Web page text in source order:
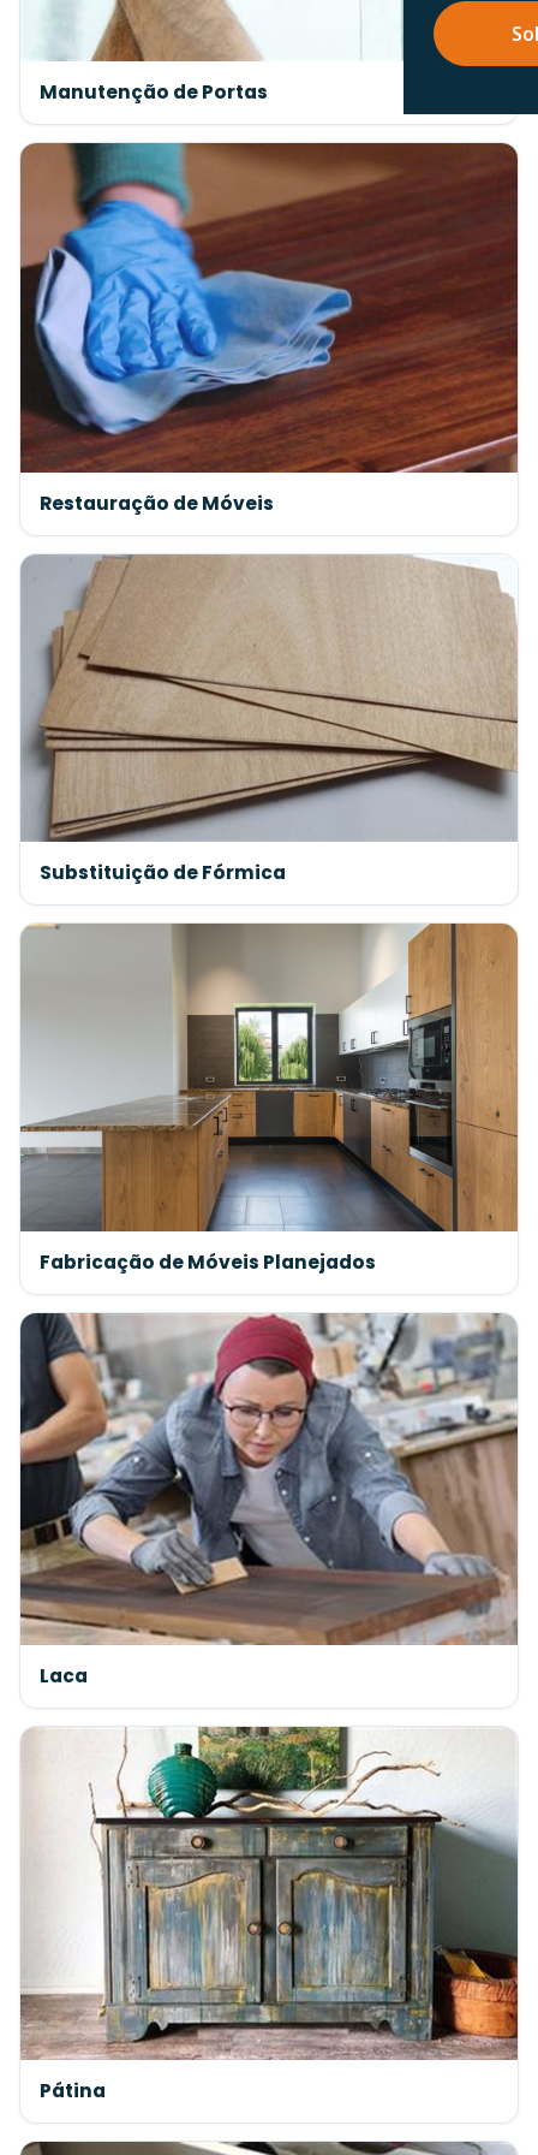
Manutenção de Portas
Restauração de Móveis
Substituição de Fórmica
Fabricação de Móveis Planejados
Laca
Pátina